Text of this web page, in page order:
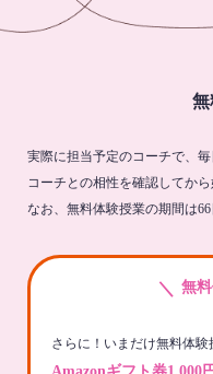
無
実際に担当予定のコーチで、
コーチとの相性を確認してか
なお、無料体験授業の期間は66
＼ 無
さらに！いまだけ無料体